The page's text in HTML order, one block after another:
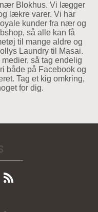
Blokhus. Vi lægger
lækre varer. Vi har
kunder fra nær og
så alle kan få
til mange aldre og
Laundry til Masai.
så tag endelig
både på Facebook og
Tag et kig omkring,
for dig.